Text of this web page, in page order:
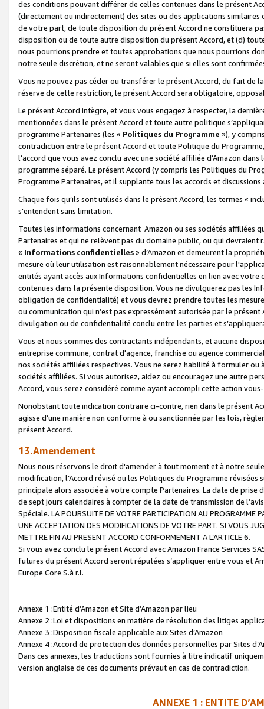
des conditions pouvant différer de celles contenues dans le présent
(directement ou indirectement) des sites ou des applications
de votre part, de toute disposition du présent Accord ne constituera
disposition ou de toute autre disposition du présent Accord, et (d)
nous pourrions prendre et toutes approbations que nous pourrions
notre seule discrétion, et ne seront valables que si elles sont
Vous ne pouvez pas céder ou transférer le présent Accord, du fait de
réserve de cette restriction, le présent Accord sera obligatoire,
Le présent Accord intègre, et vous vous engagez à respecter, la
mentionnées dans le présent Accord et toute autre politique
programme Partenaires (les « Politiques du Programme »), y
contradiction entre le présent Accord et toute Politique du
l’accord que vous avez conclu avec une société affiliée d’Amazon
programme séparé. Le présent Accord (y compris les Politiques du
Programme Partenaires, et il supplante tous les accords et discussions
Chaque fois qu’ils sont utilisés dans le présent Accord, les termes «
s'entendent sans limitation.
Toutes les informations concernant Amazon ou ses sociétés affiliées
Partenaires et qui ne relèvent pas du domaine public, ou qui
« Informations confidentielles» d’Amazon et demeurent la
mesure où leur utilisation est raisonnablement nécessaire pour
entités ayant accès aux Informations confidentielles en lien avec
contenues dans la présente disposition. Vous ne divulguerez pas les
obligation de confidentialité) et vous devrez prendre toutes les
ou communication qui n’est pas expressément autorisée par le
divulgation ou de confidentialité conclu entre les parties et
Vous et nous sommes des contractants indépendants, et aucune
entreprise commune, contrat d'agence, franchise ou agence
nos sociétés affiliées respectives. Vous ne serez habilité à formuler
sociétés affiliées. Si vous autorisez, aidez ou encouragez une autre
Accord, vous serez considéré comme ayant accompli cette action
Nonobstant toute indication contraire ci-contre, rien dans le présent
agisse d’une manière non conforme à ou sanctionnée par les lois,
présent Accord.
13.Amendement
Nous nous réservons le droit d'amender à tout moment et à notre
modification, l’Accord révisé ou les Politiques du Programme
principale alors associée à votre compte Partenaires. La date de
de sept jours calendaires à compter de la date de transmission de
Spéciale. LA POURSUITE DE VOTRE PARTICIPATION AU PROGRAMME
UNE ACCEPTATION DES MODIFICATIONS DE VOTRE PART. SI VOUS
METTRE FIN AU PRESENT ACCORD CONFORMEMENT A L’ARTICLE 6.
Si vous avez conclu le présent Accord avec Amazon France Services
futures du présent Accord seront réputées s’appliquer entre vous et
Europe Core S.à r.l.
Annexe 1 :Entité d’Amazon et Site d’Amazon par lieu
Annexe 2 :Loi et dispositions en matière de résolution des litiges
Annexe 3 :Disposition fiscale applicable aux Sites d’Amazon
Annexe 4 :Accord de protection des données personnelles par Sites
Dans ces annexes, les traductions sont fournies à titre indicatif
version anglaise de ces documents prévaut en cas de contradiction.
ANNEXE 1 : ENTITE